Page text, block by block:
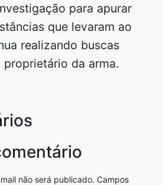
para apurar
que levaram ao
realizando buscas
da arma.
não será publicado. Campos